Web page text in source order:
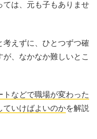
ては、元も子もありませ
考えずに、ひとつずつ確
、なかなか難しいとこ
トなどで職場が変わった
ていけばよいのかを解説